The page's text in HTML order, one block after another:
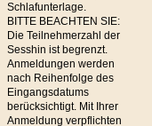
Schlafunterlage.
BITTE BEACHTEN SIE:
Die Teilnehmerzahl der
Sesshin ist begrenzt.
Anmeldungen werden
nach Reihenfolge des
Eingangsdatums
berücksichtigt. Mit Ihrer
Anmeldung verpflichten